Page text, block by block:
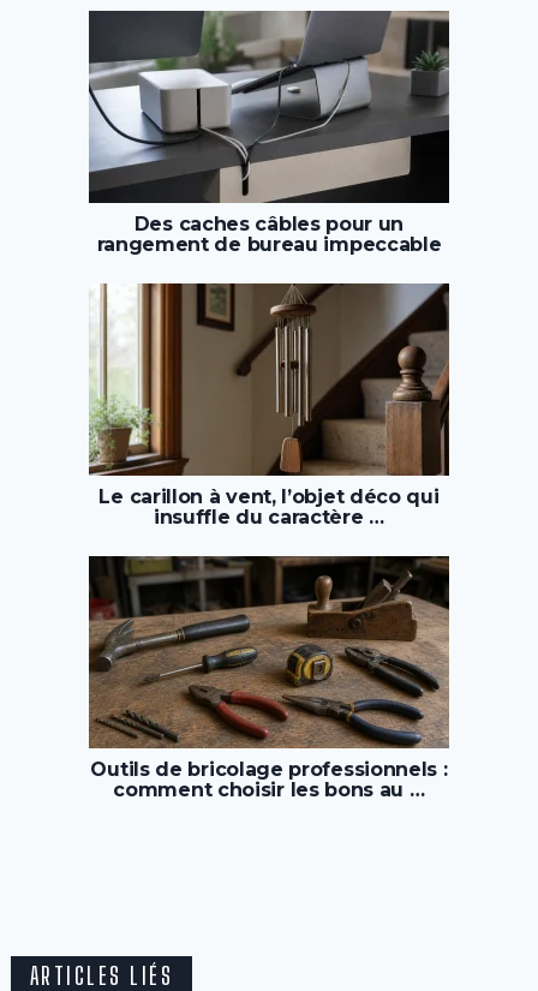
Des caches câbles pour un
rangement de bureau impeccable
Le carillon à vent, l’objet déco qui
insuffle du caractère …
Outils de bricolage professionnels :
comment choisir les bons au …
ARTICLES LIÉS